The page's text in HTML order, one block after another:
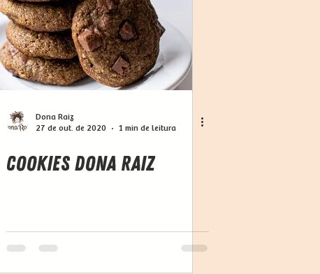
Dona Raiz
27 de out. de 2020
1 min de leitura
Cookies Dona Raiz